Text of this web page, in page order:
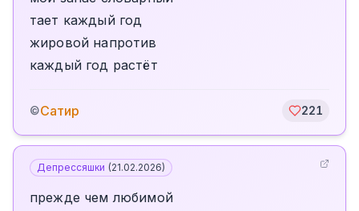
тает каждый год
жировой напротив
каждый год растёт
©Сатир 221
Депрессяшки (21.02.2026)
прежде чем любимой